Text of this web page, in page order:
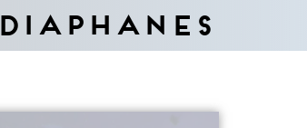
Diaphanes